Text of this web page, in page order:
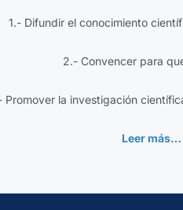
1.- Difundir el conocimiento
2.- Convencer para
Promover la investigación
Leer más…